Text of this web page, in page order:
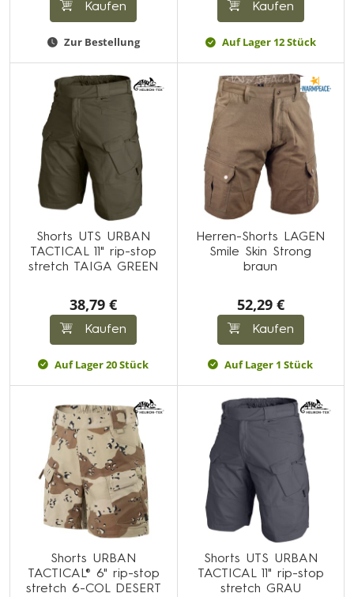
Kaufen
Zur Bestellung
Kaufen
Auf Lager 12 Stück
Shorts UTS URBAN
TACTICAL 11" rip-stop
stretch TAIGA GREEN
38,79 €
Kaufen
Auf Lager 20 Stück
Herren-Shorts LAGEN
Smile Skin Strong
braun
52,29 €
Kaufen
Auf Lager 1 Stück
Shorts URBAN
TACTICAL® 6" rip-stop
stretch 6-COL DESERT
Shorts UTS URBAN
TACTICAL 11" rip-stop
stretch GRAU